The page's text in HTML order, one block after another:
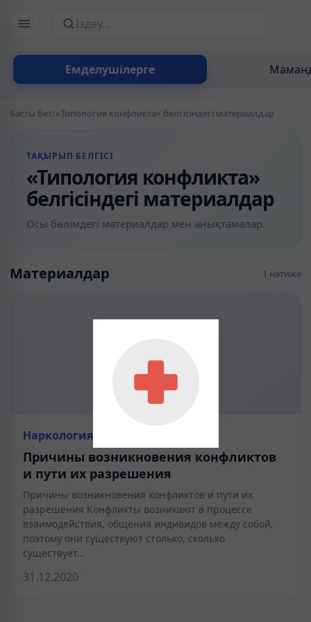
Емделушілерге
Сайттан іздеу
Басты бет/«Типология конфликта» белгісіндегі материалдар
ТАҚЫРЫП БЕЛГІСІ
«Типология конфликта»
белгісіндегі материалдар
Осы бөлімдегі материалдар мен анықтамалар.
Материалдар 1 нәтиже
Наркология
Причины возникновения конфликтов
и пути их разрешения
Причины возникновения конфликтов и пути их
разрешения Конфликты возникают в процессе
взаимодействия, общения индивидов между собой,
поэтому они существуют столько, сколько
существует…
31.12.2020